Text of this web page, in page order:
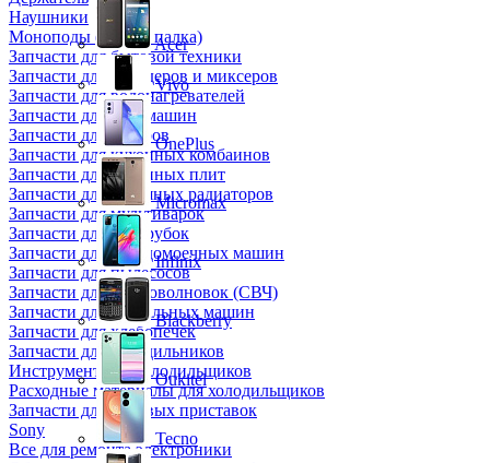
Наушники
Моноподы (Селфи палка)
Запчасти для бытовой техники
Запчасти для блендеров и миксеров
Запчасти для водонагревателей
Запчасти для кофемашин
Запчасти для кулеров
Запчасти для кухонных комбаинов
Запчасти для кухонных плит
Запчасти для масляных радиаторов
Запчасти для мультиварок
Запчасти для мясорубок
Запчасти для посудомоечных машин
Запчасти для пылесосов
Запчасти для микроволновок (СВЧ)
Запчасти для стиральных машин
Запчасти для хлебопечек
Запчасти для холодильников
Инструмент для холодильщиков
Расходные материалы для холодильщиков
Запчасти для игровых приставок
Sony
Все для ремонта электроники
Acer
Vivo
OnePlus
Micromax
Infinix
Blackberry
Oukitel
Tecno